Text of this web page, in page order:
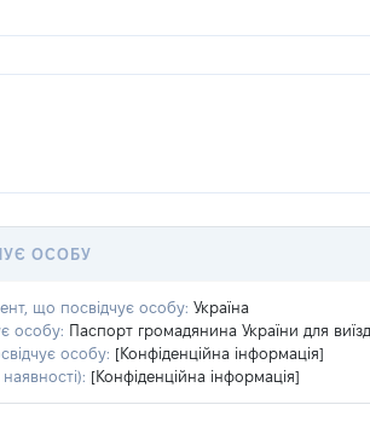
ОСОБУ
що посвідчує особу: Україна
особу: Паспорт громадянина України для
особу: [Конфіденційна інформація]
[Конфіденційна інформація]